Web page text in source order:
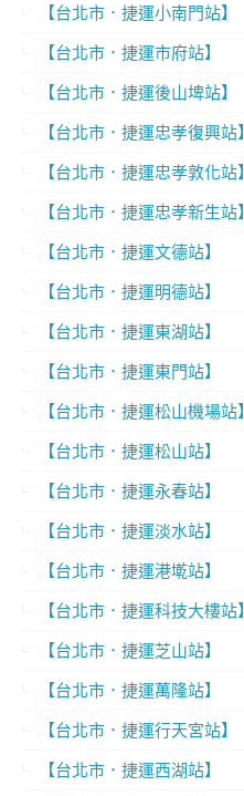
【台北市．捷運小南門站】
【台北市．捷運市府站】
【台北市．捷運後山埤站】
【台北市．捷運忠孝復興站】
【台北市．捷運忠孝敦化站】
【台北市．捷運忠孝新生站】
【台北市．捷運文德站】
【台北市．捷運明德站】
【台北市．捷運東湖站】
【台北市．捷運東門站】
【台北市．捷運松山機場站】
【台北市．捷運松山站】
【台北市．捷運永春站】
【台北市．捷運淡水站】
【台北市．捷運港墘站】
【台北市．捷運科技大樓站】
【台北市．捷運芝山站】
【台北市．捷運萬隆站】
【台北市．捷運行天宮站】
【台北市．捷運西湖站】